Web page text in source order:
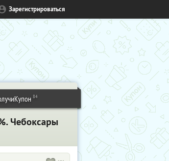
Зарегистрироваться
84
Чебоксары